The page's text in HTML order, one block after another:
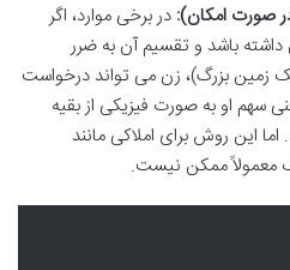
صورت امکان): در برخی موارد، اگر
باشد و تقسیم آن به ضرر
زمین بزرگ)، زن می تواند درخواست
سهم او به صورت فیزیکی از بقیه
این روش برای املاکی مانند
معمولاً ممکن نیست.